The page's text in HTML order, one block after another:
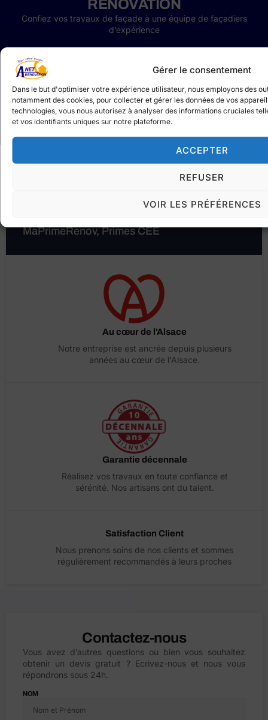
Gérer le consentement
Dans le but d'optimiser votre expérience utilisateur, nous employons des
notamment des cookies, pour collecter et gérer les données de vos
technologies, vous nous autorisez à analyser des informations cruciales
et vos identifiants uniques sur notre plateforme.
ACCEPTER
REFUSER
VOIR LES PRÉFÉRENCES
RENOVATION
Confiez vos travaux de façade à une équipe de façadiers
d’expérience
travaux de rénovation énergétique: Prêt à
MaPrimeRenov, Primes CEE
Au cœur de l'Alsace
Notre entreprise est ancrée depuis plusieurs
années au cœur de l'Alsace.
Garantie décennale
Réalisez vos travaux en toute confiance et
sérénité. Nos artisans ont du talent.
Satisfaction Client
Nous prenons soins de nos clients et sommes
régulièrement recommandés à leurs proches
Contactez-nous
Vous avez d’autres questions ou bien vous souhaitez
obtenir un devis gratuit ? Ecrivez-nous et nous vous
répondrons sous 24h.
NOM